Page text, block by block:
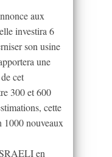
aux
investira 6
son usine
une
cet
300 et 600
cette
1000 nouveaux
en